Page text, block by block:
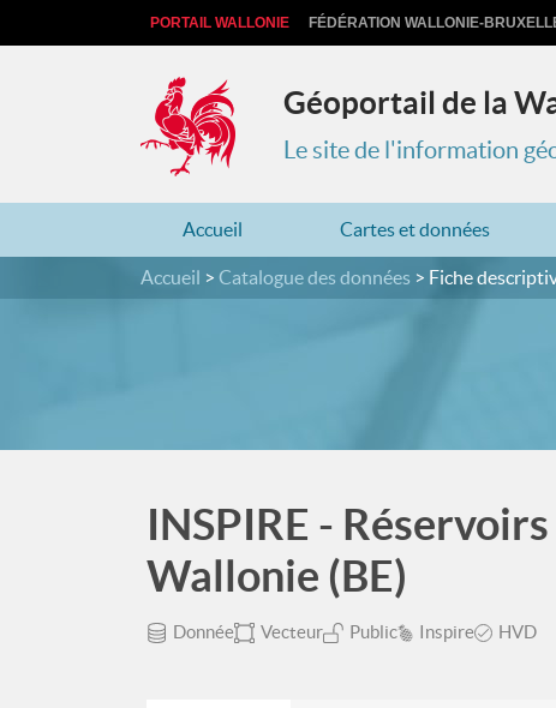
PORTAIL WALLONIE FÉDÉRATION WALLONIE-
Géoportail de la
Le site de l'information
Accueil Cartes et données
Accueil Catalogue des données Fiche
INSPIRE -
Wallonie (BE)
Donnée Vecteur Public Inspire HVD